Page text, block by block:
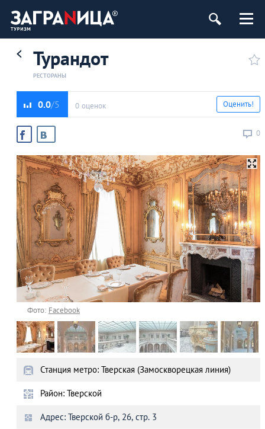
Турандот
РЕСТОРАНЫ
0.0 0 оценок
0
Оценить!
Фото: Facebook
Станция метро: Тверская (Замоскворецкая линия)
Район: Тверской
Адрес: Тверской б-р, 26, стр. 3